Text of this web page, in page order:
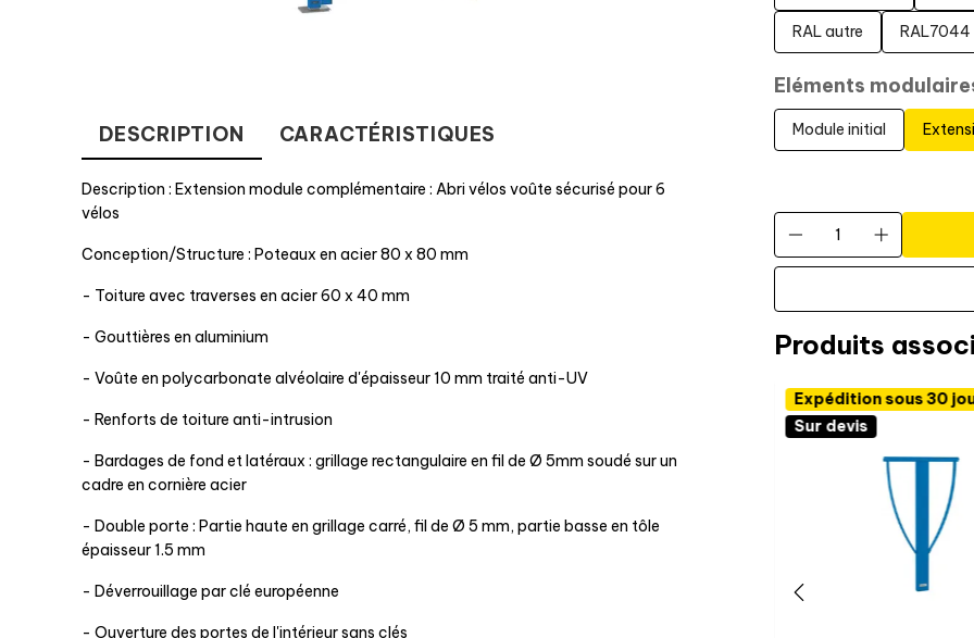
DESCRIPTION CARACTÉRISTIQUES
Description : Extension module complémentaire : Abri vélos voûte sécurisé pour 6
vélos
Conception/Structure : Poteaux en acier 80 x 80 mm
- Toiture avec traverses en acier 60 x 40 mm
- Gouttières en aluminium
- Voûte en polycarbonate alvéolaire d'épaisseur 10 mm traité anti-UV
- Renforts de toiture anti-intrusion
- Bardages de fond et latéraux : grillage rectangulaire en fil de Ø 5mm soudé sur un
cadre en cornière acier
- Double porte : Partie haute en grillage carré, fil de Ø 5 mm, partie basse en tôle
épaisseur 1.5 mm
- Déverrouillage par clé européenne
- Ouverture des portes de l'intérieur sans clés
RAL autre RAL7044
Eléments
Module initial
Produits
Expédition sous 30
Sur devis